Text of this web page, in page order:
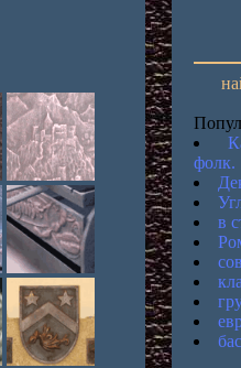
фолк.
в